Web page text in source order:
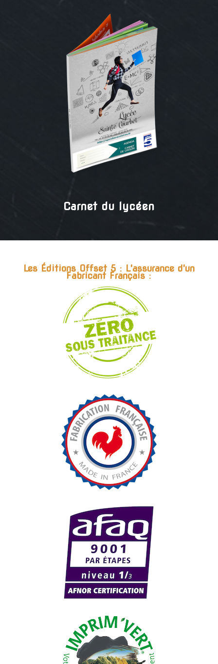
Carnet du lycéen
Les Éditions Offset 5 : L'assurance d'un
Fabricant Français :